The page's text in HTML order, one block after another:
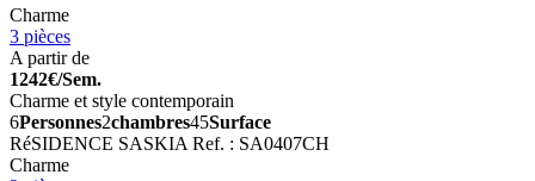
Charme
3 pièces
A partir de
1242€/Sem.
Charme et style contemporain
6Personnes2chambres45Surface
RéSIDENCE SASKIA Ref. : SA0407CH
Charme